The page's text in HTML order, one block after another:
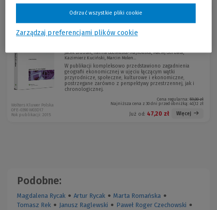
Jacek Brdulak, Hanna Godlewska-Majkowska, Maciej Gurbała,
Kazimierz Kuciński, Marcin Molen...
W publikacji kompleksowo przedstawiono zagadnienia
geografii ekonomicznej w ujęciu łączącym wątki
przyrodnicze, społeczne, kulturowe i ekonomiczne,
postrzegane zarówno z perspektywy przestrzennej, jak i
chronologicznej.
Cena regularna: 59,00 zł
Najniższa cena z 30 dni przed obniżką: 40,12 zł
Już od: 47,20 zł Więcej
Wolters Kluwer Polska
OFE-0390 W03D17
Rok publikacji: 2015
Podobne:
Magdalena Rycak ● Artur Rycak ● Marta Romańska ●
Tomasz Rek ● Janusz Raglewski ● Paweł Roger Czechowski ●
Zarządzaj preferencjami plików cookie
Odrzuć wszystkie pliki cookie